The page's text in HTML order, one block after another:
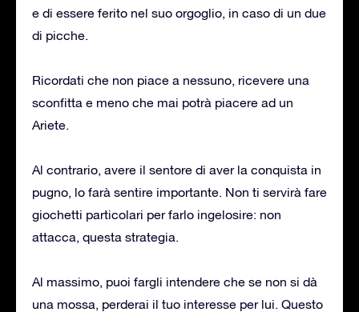
e di essere ferito nel suo orgoglio, in caso di un due
di picche.
Ricordati che non piace a nessuno, ricevere una
sconfitta e meno che mai potrà piacere ad un
Ariete.
Al contrario, avere il sentore di aver la conquista in
pugno, lo farà sentire importante. Non ti servirà fare
giochetti particolari per farlo ingelosire: non
attacca, questa strategia.
Al massimo, puoi fargli intendere che se non si dà
una mossa, perderai il tuo interesse per lui. Questo